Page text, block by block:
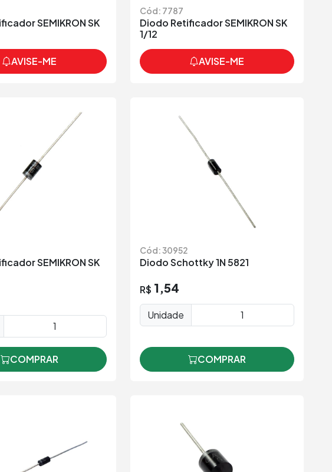
SEMIKRON SK
AVISE-ME
Cód: 7787
Diodo Retificador SEMIKRON SK
1/12
AVISE-ME
SEMIKRON SK
COMPRAR
Cód: 30952
Diodo Schottky 1N 5821
R$ 1,54
Unidade
COMPRAR